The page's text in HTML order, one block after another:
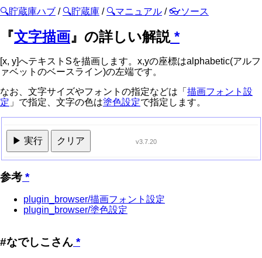
🔍貯蔵庫ハブ / 🔍貯蔵庫 / 🔍マニュアル /👓ソース
『文字描画』の詳しい解説*
[x, y]へテキストSを描画します。x,yの座標はalphabetic(アルフ
ァベットのベースライン)の左端です。
なお、文字サイズやフォントの指定などは「 描画フォント設
定 」で指定、文字の色は塗色設定で指定します。
▶ 実行 クリア v3.7.20
参考 *
plugin_browser/描画フォント設定
plugin_browser/塗色設定
#なでしこさん *